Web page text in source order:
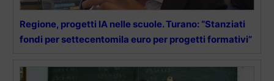
Regione, progetti IA nelle scuole. Turano: “Stanziati
fondi per settecentomila euro per progetti formativi”